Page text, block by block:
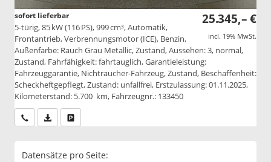
25.345,– €
incl. 19% MwSt.
sofort lieferbar
5-türig, 85 kW (116 PS), 999 cm³, Automatik,
Frontantrieb, Verbrennungsmotor (ICE), Benzin,
Außenfarbe: Rauch Grau Metallic, Zustand, Aussehen: 3, normal,
Zustand, Fahrfähigkeit: fahrtauglich, Garantieleistung:
Fahrzeuggarantie, Nichtraucher-Fahrzeug, Zustand, Beschaffenheit:
Scheckheftgepflegt, Zustand: unfallfrei, Erstzulassung: 01.11.2025,
Kilometerstand: 5.700 km, Fahrzeugnr.: 133450
Wir rufen Sie anPDF-Datei, Fahrzeugexposé drucken
Datensätze pro Seite: